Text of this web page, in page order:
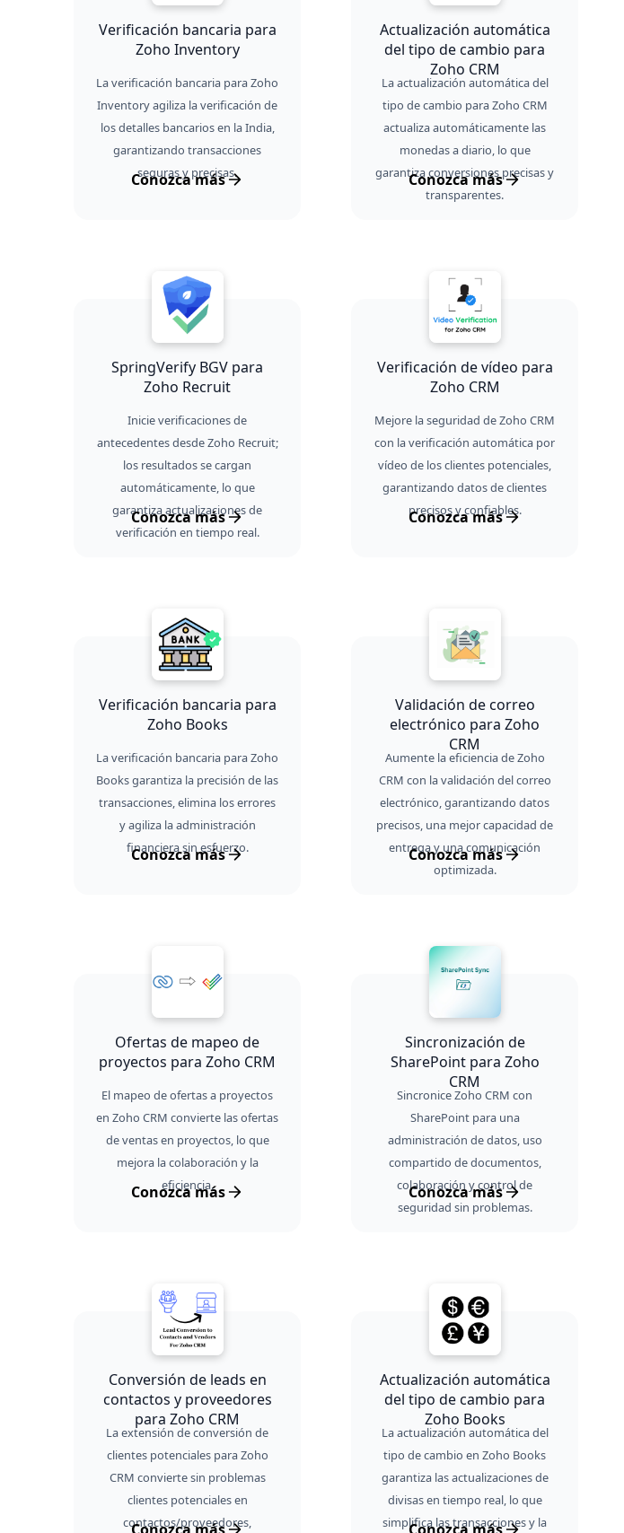
Verificación bancaria para
Zoho Inventory
La verificación bancaria para Zoho
Inventory agiliza la verificación de
los detalles bancarios en la India,
garantizando transacciones
seguras y precisas.
Conozca más
Actualización automática
del tipo de cambio para
Zoho CRM
La actualización automática del
tipo de cambio para Zoho CRM
actualiza automáticamente las
monedas a diario, lo que
garantiza conversiones precisas y
transparentes.
Conozca más
SpringVerify BGV para
Zoho Recruit
Inicie verificaciones de
antecedentes desde Zoho Recruit;
los resultados se cargan
automáticamente, lo que
garantiza actualizaciones de
verificación en tiempo real.
Conozca más
Verificación de vídeo para
Zoho CRM
Mejore la seguridad de Zoho CRM
con la verificación automática por
vídeo de los clientes potenciales,
garantizando datos de clientes
precisos y confiables.
Conozca más
Verificación bancaria para
Zoho Books
La verificación bancaria para Zoho
Books garantiza la precisión de las
transacciones, elimina los errores
y agiliza la administración
financiera sin esfuerzo.
Conozca más
Validación de correo
electrónico para Zoho
CRM
Aumente la eficiencia de Zoho
CRM con la validación del correo
electrónico, garantizando datos
precisos, una mejor capacidad de
entrega y una comunicación
optimizada.
Conozca más
Ofertas de mapeo de
proyectos para Zoho CRM
El mapeo de ofertas a proyectos
en Zoho CRM convierte las ofertas
de ventas en proyectos, lo que
mejora la colaboración y la
eficiencia.
Conozca más
Sincronización de
SharePoint para Zoho
CRM
Sincronice Zoho CRM con
SharePoint para una
administración de datos, uso
compartido de documentos,
colaboración y control de
seguridad sin problemas.
Conozca más
Conversión de leads en
contactos y proveedores
para Zoho CRM
La extensión de conversión de
clientes potenciales para Zoho
CRM convierte sin problemas
clientes potenciales en
contactos/proveedores,
Actualización automática
del tipo de cambio para
Zoho Books
La actualización automática del
tipo de cambio en Zoho Books
garantiza las actualizaciones de
divisas en tiempo real, lo que
simplifica las transacciones y la